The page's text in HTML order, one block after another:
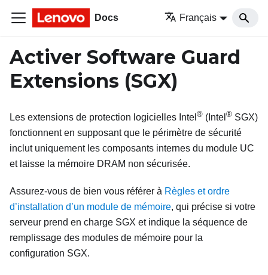
Docs Français
Activer Software Guard
Extensions (SGX)
Les extensions de protection logicielles Intel ® (Intel ® SGX)
fonctionnent en supposant que le périmètre de sécurité
inclut uniquement les composants internes du module UC
et laisse la mémoire DRAM non sécurisée.
Assurez-vous de bien vous référer à Règles et ordre
d’installation d’un module de mémoire, qui précise si votre
serveur prend en charge SGX et indique la séquence de
remplissage des modules de mémoire pour la
configuration SGX.